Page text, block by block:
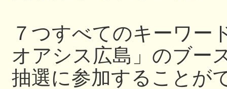
７つすべてのキーワー
オアシス広島」のブー
抽選に参加することが